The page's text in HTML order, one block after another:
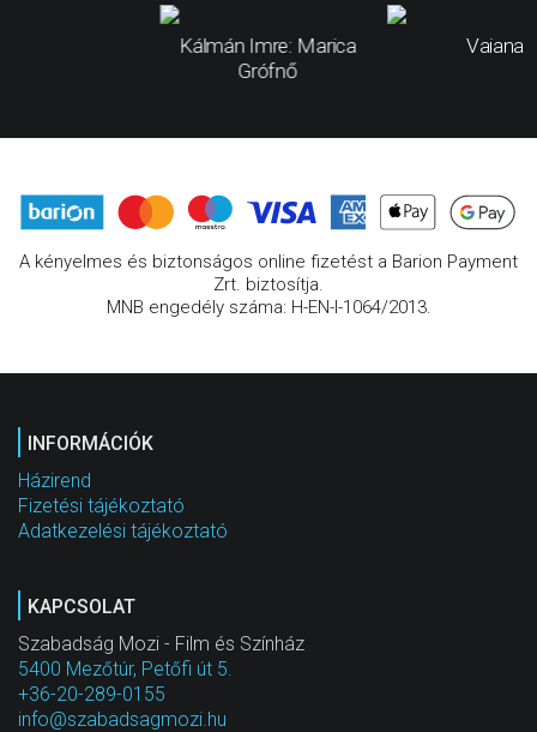
Kálmán Imre: Marica
Grófnő
Vaiana
A kényelmes és biztonságos online fizetést a Barion Payment
Zrt. biztosítja.
MNB engedély száma: H-EN-I-1064/2013.
INFORMÁCIÓK
Házirend
Fizetési tájékoztató
Adatkezelési tájékoztató
KAPCSOLAT
Szabadság Mozi - Film és Színház
5400 Mezőtúr, Petőfi út 5.
+36-20-289-0155
info@szabadsagmozi.hu